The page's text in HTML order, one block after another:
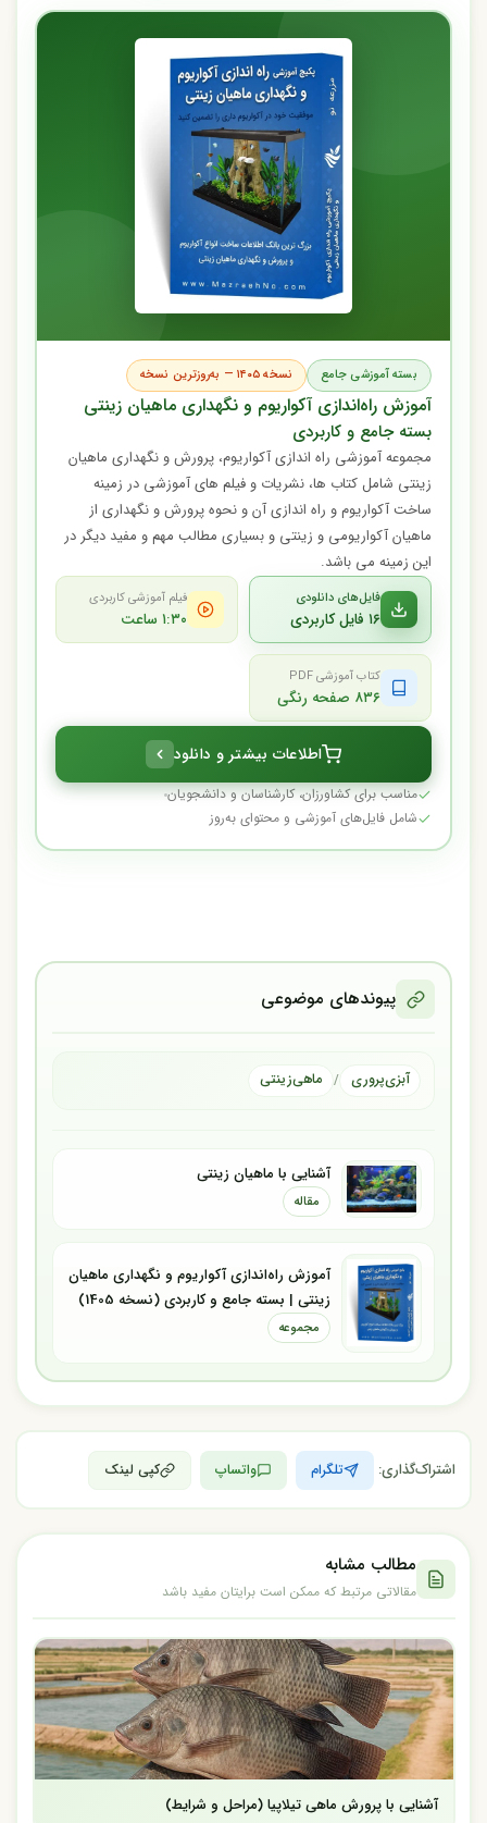
بسته آموزشی جامع نسخه ۱۴۰۵ — به‌روزترین نسخه
آموزش راه‌اندازی آکواریوم و نگهداری ماهیان زینتی
بسته جامع و کاربردی
مجموعه آموزشی راه اندازی آکواریوم، پرورش و نگهداری ماهیان
زینتی شامل کتاب ها، نشریات و فیلم های آموزشی در زمینه
ساخت آکواریوم و راه اندازی آن و نحوه پرورش و نگهداری از
ماهیان آکواریومی و زینتی و بسیاری مطالب مهم و مفید دیگر در
این زمینه می باشد.
فایل‌های دانلودی
۱۶ فایل کاربردی
فیلم آموزشی کاربردی
۱:۳۰ ساعت
کتاب آموزشی PDF
۸۳۶ صفحه رنگی
اطلاعات بیشتر و دانلود
مناسب برای کشاورزان، کارشناسان و دانشجویان
شامل فایل‌های آموزشی و محتوای به‌روز
پیوندهای موضوعی
آبزی‌پروری / ماهی‌زینتی
آشنایی با ماهیان زینتی
مقاله
آموزش راه‌اندازی آکواریوم و نگهداری ماهیان
زینتی | بسته جامع و کاربردی (نسخه 1405)
مجموعه
اشتراک‌گذاری: تلگرام واتساپ کپی لینک
مطالب مشابه
مقالاتی مرتبط که ممکن است برایتان مفید باشد
آشنایی با پرورش ماهی تیلاپیا (مراحل و شرایط)